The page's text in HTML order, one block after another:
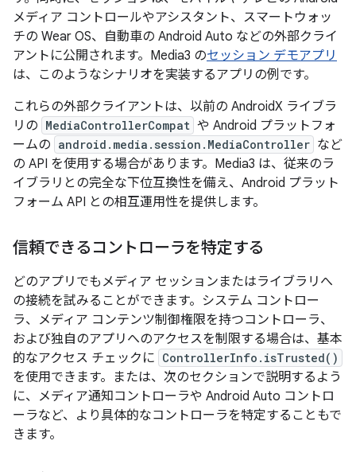
メディア コントロールやアシスタント、スマートウォッ
チの Wear OS、自動車の Android Auto などの外部クライ
アントに公開されます。Media3 のセッション デモアプリ
は、このようなシナリオを実装するアプリの例です。
これらの外部クライアントは、以前の AndroidX ライブラ
リの MediaControllerCompat や Android プラットフォ
ームの android.media.session.MediaController など
の API を使用する場合があります。Media3 は、従来のラ
イブラリとの完全な下位互換性を備え、Android プラット
フォーム API との相互運用性を提供します。
信頼できるコントローラを特定する
どのアプリでもメディア セッションまたはライブラリへ
の接続を試みることができます。システム コントロー
ラ、メディア コンテンツ制御権限を持つコントローラ、
および独自のアプリへのアクセスを制限する場合は、基本
的なアクセス チェックに ControllerInfo.isTrusted()
を使用できます。または、次のセクションで説明するよう
に、メディア通知コントローラや Android Auto コントロ
ーラなど、より具体的なコントローラを特定することもで
きます。